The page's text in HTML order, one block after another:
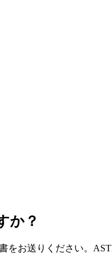
か？
お送りください。